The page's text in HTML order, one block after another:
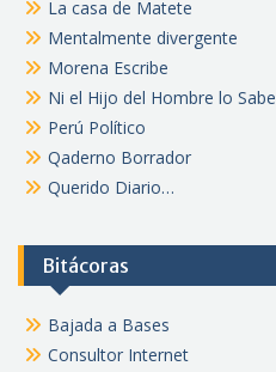
La casa de Matete
Mentalmente divergente
Morena Escribe
Ni el Hijo del Hombre lo Sabe
Perú Político
Qaderno Borrador
Querido Diario…
Bitácoras
Bajada a Bases
Consultor Internet